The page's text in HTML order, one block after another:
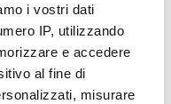
i vostri dati
IP, utilizzando
e accedere
al fine di
misurare